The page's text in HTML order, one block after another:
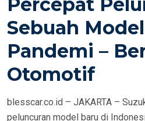
D
O
Sebuah
Pandemi –
Otomotif
blesscar.co.id – JAKARTA –
peluncuran model baru di